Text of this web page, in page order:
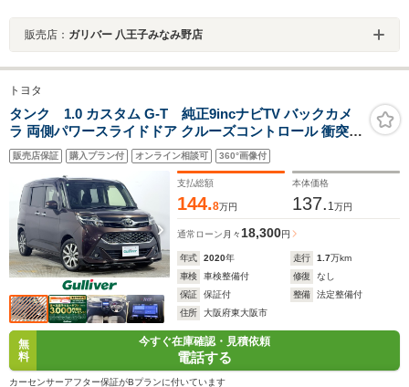
販売店： ガリバー 八王子みなみ野店
トヨタ
タンク 1.0 カスタム G-T 純正9incナビTV バックカメ
ラ 両側パワースライドドア クルーズコントロール 衝突軽
減ブレーキ レーンアシスト オートハイビーム クリアラン
スソナー 前後ドライブレコーダー ETC
販売店保証 購入プラン付 オンライン相談可 360°画像付
支払総額
144.8万円
本体価格
137. 1 万円
通常ローン 月々 18,300円
年式 2020年 走行 1.7万km
車検
車検整備付 修復
なし
保証
保証付 整備
法定整備付
住所
大阪府東大阪市
無
料
今すぐ在庫確認・見積依頼
電話する
カーセンサーアフター保証がBプランに付いています